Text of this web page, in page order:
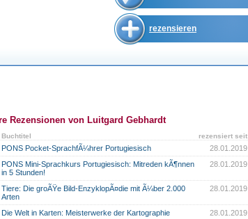
rezensieren
Rezensionen von Luitgard Gebhardt
rezensiert seit
Buchtitel
28.01.2019
PONS Pocket-SprachfÃ¼hrer Portugiesisch
28.01.2019
PONS Mini-Sprachkurs Portugiesisch: Mitreden kÃ¶nnen
in 5 Stunden!
28.01.2019
Tiere: Die groÃŸe Bild-EnzyklopÃ¤die mit Ã¼ber 2.000
Arten
28.01.2019
Die Welt in Karten: Meisterwerke der Kartographie